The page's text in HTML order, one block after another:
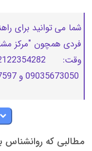
شما می توانید برای
فردی همچون "مرکز
مطالبی که روانشناس